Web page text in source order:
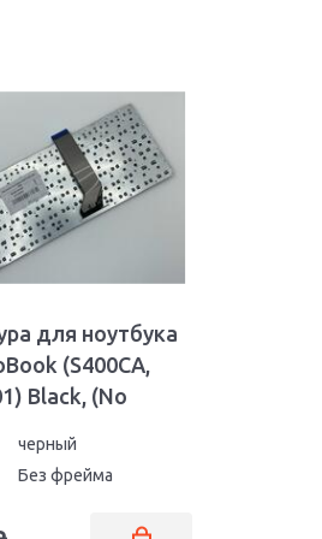
для ноутбука
(S400CA,
Black, (No
черный
Без фрейма